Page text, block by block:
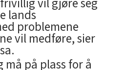
lands
problemene
vil medføre, sier
på plass for å